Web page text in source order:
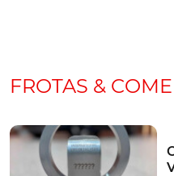
FROTAS &